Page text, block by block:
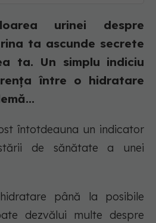
urinei despre
ta ascunde secrete
ta. Un simplu indiciu
între o hidratare
întotdeauna un indicator
de sănătate a unei
până la posibile
dezvălui multe despre